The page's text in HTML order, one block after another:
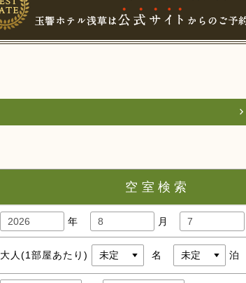
空室検索
年 月
大人(1部屋あたり) 名 泊